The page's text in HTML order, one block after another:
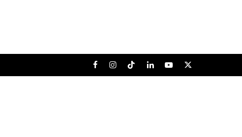
FacebookInstagram
TiktokLinkedInYoutube
X